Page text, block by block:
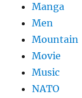
Manga
Men
Mountain
Movie
Music
NATO